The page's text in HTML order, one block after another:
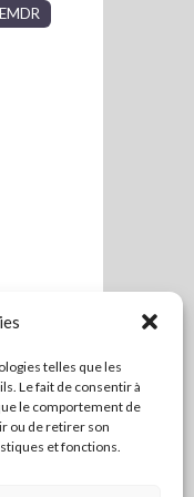
telles que les
Le fait de consentir à
le comportement de
ou de retirer son
et fonctions.